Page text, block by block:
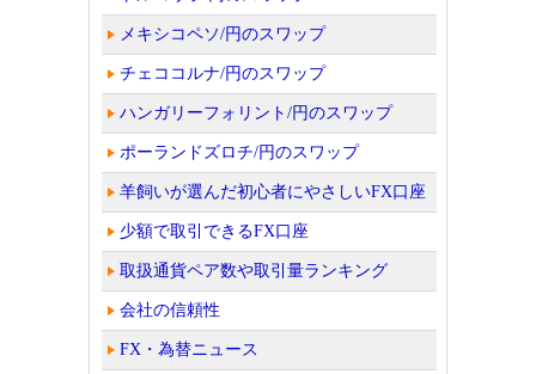
メキシコペソ/円のスワップ
チェココルナ/円のスワップ
ハンガリーフォリント/円のスワップ
ポーランドズロチ/円のスワップ
羊飼いが選んだ初心者にやさしいFX口座
少額で取引できるFX口座
取扱通貨ペア数や取引量ランキング
会社の信頼性
FX・為替ニュース